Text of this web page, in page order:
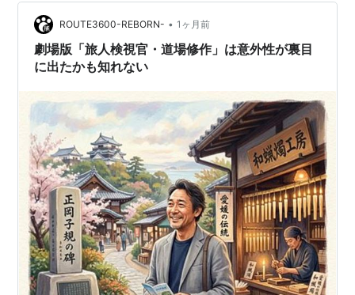
主な出演ドラマ
1995年1月〜2001年9月まで、27クール6年半もの間連
終戦ドラマスペシャル『犬の消えた日』（日本テレ
ビ、2011年8月12日）
関連書籍
ないとう流（1998年、あすか書房、
ISBN:4317800748）（2000年、ちくま文庫、
ISBN:4480035303）
日々。（1998年、光文社、ISBN:4334971776）
ROUTE3600-REBORN- • 1ヶ月前
劇場版「旅人検視官・道場修作」は意外性が裏目
に出たかも知れない